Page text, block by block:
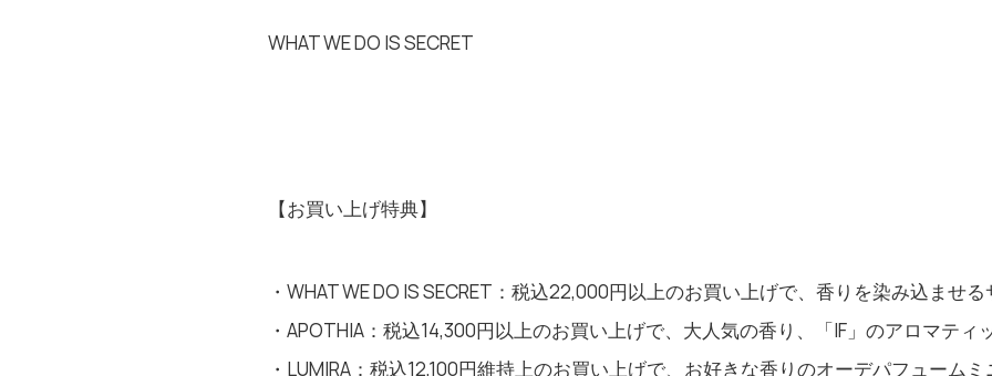
WHAT WE DO IS SECRET
【お買い上げ特典】
・WHAT WE DO IS SECRET：税込22,000円以上のお買い上げで、香りを染み込ませる
・APOTHIA：税込14,300円以上のお買い上げで、大人気の香り、「IF」のアロマティ
・LUMIRA：税込12,100円維持上のお買い上げで、お好きな香りのオーデパフューム